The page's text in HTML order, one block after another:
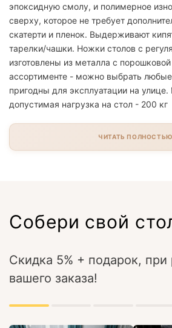
эпоксидную смолу, и полимерное
сверху, которое не требует
скатерти и пленок. Выдерживают
тарелки/чашки. Ножки столов с
изготовлены из металла с
ассортименте - можно выбрать
пригодны для эксплуатации на
допустимая нагрузка на стол - 200 кг
ЧИТАТЬ ПОЛНОСТЬЮ
Собери свой
Скидка 5% + подарок, при
вашего заказа!